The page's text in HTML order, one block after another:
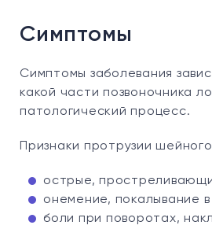
Симптомы
Симптомы заболевания
какой части позвоночника
патологический процесс.
Признаки протрузии
острые,
онемение, покалывание в
боли при поворотах,